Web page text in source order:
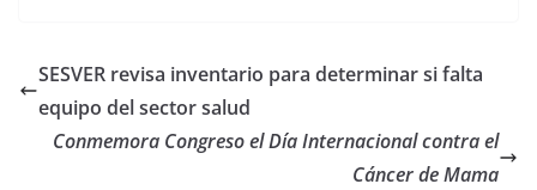
SESVER revisa inventario para determinar si falta
equipo del sector salud
Conmemora Congreso el Día Internacional contra el
Cáncer de Mama